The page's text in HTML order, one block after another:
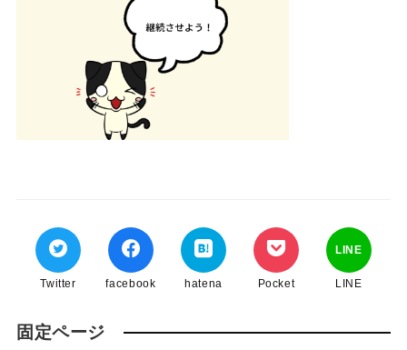
Twitter facebook hatena Pocket
LINE
LINE
固定ページ